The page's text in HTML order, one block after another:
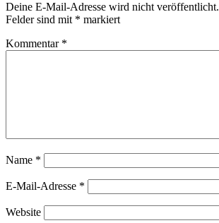
Deine E-Mail-Adresse wird nicht veröffentlicht.
Felder sind mit * markiert
Kommentar *
Name *
E-Mail-Adresse *
Website